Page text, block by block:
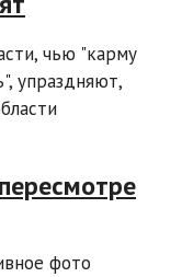
чью "карму
упраздняют,
фото